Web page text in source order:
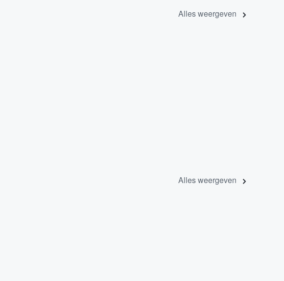
Alles weergeven
Alles weergeven